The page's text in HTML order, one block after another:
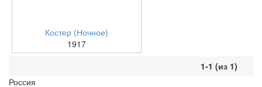
Костер (Ночное)
1917
1-1 (из 1)
Россия